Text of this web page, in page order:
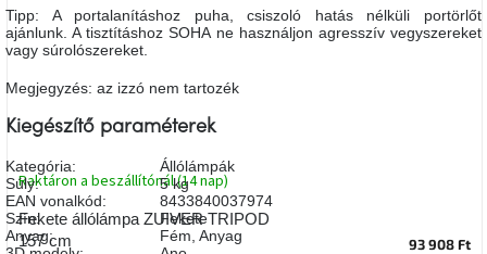
Színes
belső
tér
kedvezményesen
Anyák
napja
Fekete állólámpa ZUIVER TRIPOD
157 cm
Raktáron a beszállítónál (14 nap)
93 908 Ft
Tipp: A portalanításhoz puha, csiszoló hatás nélküli portörlőt
ajánlunk. A tisztításhoz SOHA ne használjon agresszív vegyszereket
vagy súrolószereket.
Megjegyzés: az izzó nem tartozék
Kiegészítő paraméterek
Kategória:
Állólámpák
Súly:
5 kg
EAN vonalkód:
8433840037974
Szín:
Fekete
Anyag: Fém, Anyag